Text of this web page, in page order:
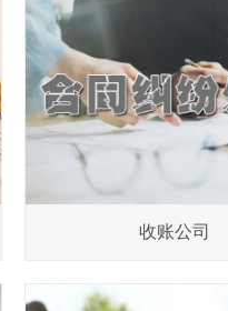
收账公司